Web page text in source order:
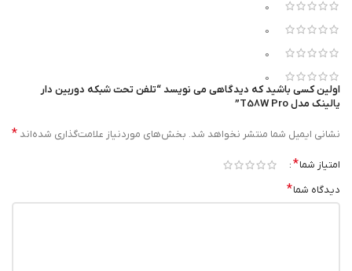
قابلیت کنفرانس صوتی 5 طرفه
دارای دو پورت USB TYPE A
فاقد آداپتور
0
0
0
0
اولین کسی باشید که دیدگاهی می نویسد “تلفن تحت شبکه دوربین دار
یالینک مدل T58W Pro”
نشانی ایمیل شما منتشر نخواهد شد. بخش‌های موردنیاز علامت‌گذاری شده‌اند *
امتیاز شما*
دیدگاه شما*